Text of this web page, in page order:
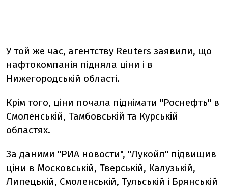
У той же час, агентству Reuters заявили, що
нафтокомпанія підняла ціни і в
Нижегородській області.
Крім того, ціни почала піднімати "Роснефть" в
Смоленській, Тамбовській та Курській
областях.
За даними "РИА новости", "Лукойл" підвищив
ціни в Московській, Тверській, Калузькій,
Липецькій, Смоленській, Тульській і Брянській